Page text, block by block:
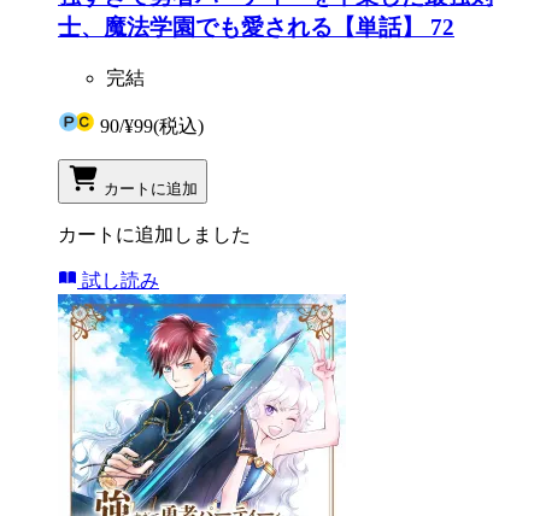
士、魔法学園でも愛される【単話】 72
完結
90/¥99(税込)
カートに追加
カートに追加しました
試し読み